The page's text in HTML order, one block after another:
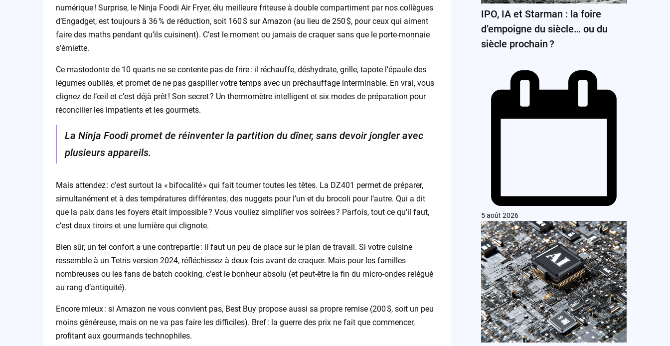
numérique ! Surprise, le Ninja Foodi Air Fryer, élu meilleure friteuse à double compartiment par nos collègues
d’Engadget, est toujours à 36 % de réduction, soit 160 $ sur Amazon (au lieu de 250 $, pour ceux qui aiment
faire des maths pendant qu’ils cuisinent). C’est le moment ou jamais de craquer sans que le porte-monnaie
s’émiette.
Ce mastodonte de 10 quarts ne se contente pas de frire : il réchauffe, déshydrate, grille, tapote l’épaule des
légumes oubliés, et promet de ne pas gaspiller votre temps avec un préchauffage interminable. En vrai, vous
clignez de l’œil et c’est déjà prêt ! Son secret ? Un thermomètre intelligent et six modes de préparation pour
réconcilier les impatients et les gourmets.
La Ninja Foodi promet de réinventer la partition du dîner, sans devoir jongler avec
plusieurs appareils.
Mais attendez : c’est surtout la « bifocalité » qui fait tourner toutes les têtes. La DZ401 permet de préparer,
simultanément et à des températures différentes, des nuggets pour l’un et du brocoli pour l’autre. Qui a dit
que la paix dans les foyers était impossible ? Vous vouliez simplifier vos soirées ? Parfois, tout ce qu’il faut,
c’est deux tiroirs et une lumière qui clignote.
Bien sûr, un tel confort a une contrepartie : il faut un peu de place sur le plan de travail. Si votre cuisine
ressemble à un Tetris version 2024, réfléchissez à deux fois avant de craquer. Mais pour les familles
nombreuses ou les fans de batch cooking, c’est le bonheur absolu (et peut-être la fin du micro-ondes relégué
au rang d’antiquité).
Encore mieux : si Amazon ne vous convient pas, Best Buy propose aussi sa propre remise (200 $, soit un peu
moins généreuse, mais on ne va pas faire les difficiles). Bref : la guerre des prix ne fait que commencer,
profitant aux gourmands technophiles.
IPO, IA et Starman : la foire
d’empoigne du siècle… ou du
siècle prochain ?
5 août 2026